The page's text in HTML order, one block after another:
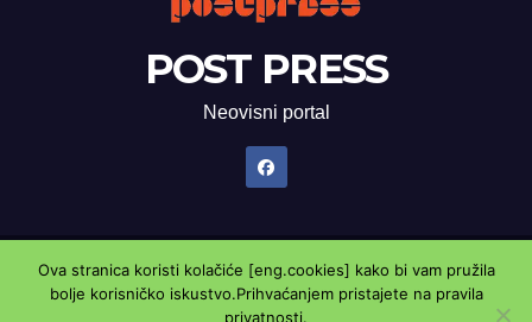
POST PRESS
Neovisni portal
Proudly powered by WordPress| Theme: Newsup byThemeansar.
Ova stranica koristi kolačiće [eng.cookies] kako bi vam pružila
bolje korisničko iskustvo.Prihvaćanjem pristajete na pravila
privatnosti.